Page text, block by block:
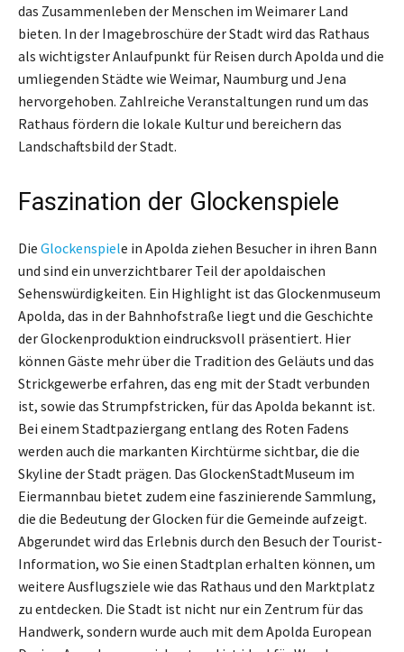
das Zusammenleben der Menschen im Weimarer Land
bieten. In der Imagebroschüre der Stadt wird das Rathaus
als wichtigster Anlaufpunkt für Reisen durch Apolda und die
umliegenden Städte wie Weimar, Naumburg und Jena
hervorgehoben. Zahlreiche Veranstaltungen rund um das
Rathaus fördern die lokale Kultur und bereichern das
Landschaftsbild der Stadt.
Faszination der Glockenspiele
Die Glockenspiele in Apolda ziehen Besucher in ihren Bann
und sind ein unverzichtbarer Teil der apoldaischen
Sehenswürdigkeiten. Ein Highlight ist das Glockenmuseum
Apolda, das in der Bahnhofstraße liegt und die Geschichte
der Glockenproduktion eindrucksvoll präsentiert. Hier
können Gäste mehr über die Tradition des Geläuts und das
Strickgewerbe erfahren, das eng mit der Stadt verbunden
ist, sowie das Strumpfstricken, für das Apolda bekannt ist.
Bei einem Stadtpaziergang entlang des Roten Fadens
werden auch die markanten Kirchtürme sichtbar, die die
Skyline der Stadt prägen. Das GlockenStadtMuseum im
Eiermannbau bietet zudem eine faszinierende Sammlung,
die die Bedeutung der Glocken für die Gemeinde aufzeigt.
Abgerundet wird das Erlebnis durch den Besuch der Tourist-
Information, wo Sie einen Stadtplan erhalten können, um
weitere Ausflugsziele wie das Rathaus und den Marktplatz
zu entdecken. Die Stadt ist nicht nur ein Zentrum für das
Handwerk, sondern wurde auch mit dem Apolda European